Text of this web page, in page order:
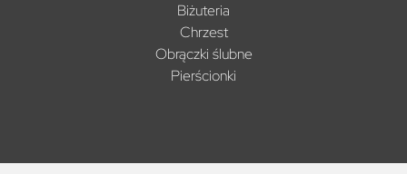
Biżuteria
Chrzest
Obrączki ślubne
Pierścionki